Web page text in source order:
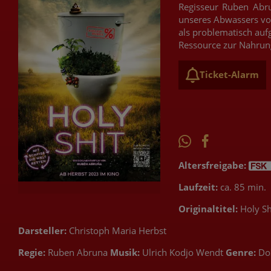
Regisseur Ruben
unseres Abwassers
als problematisch
Ressource zur
Ticket-Alarm
Altersfreigabe:
Laufzeit: ca. 85 min.
Originaltitel: Holy
Darsteller: Christoph Maria Herbst
Regie: Ruben Abruna Musik: Ulrich Kodjo Wendt Genre: